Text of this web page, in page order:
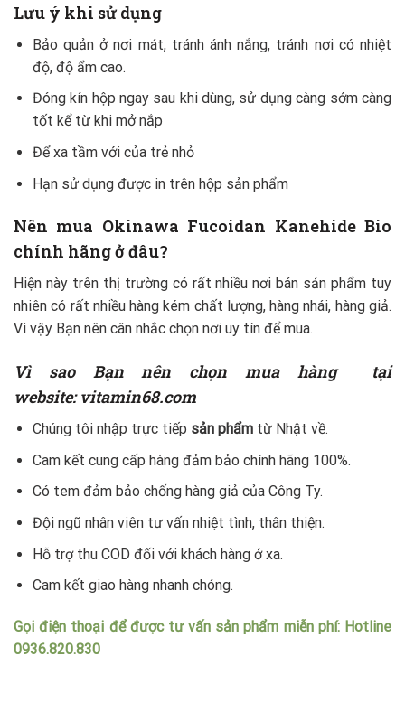
Lưu ý khi sử dụng
Bảo quản ở nơi mát, tránh ánh nắng, tránh nơi có nhiệt
độ, độ ẩm cao.
Đóng kín hộp ngay sau khi dùng, sử dụng càng sớm càng
tốt kể từ khi mở nắp
Để xa tầm với của trẻ nhỏ
Hạn sử dụng được in trên hộp sản phẩm
Nên mua Okinawa Fucoidan Kanehide Bio
chính hãng ở đâu?
Hiện này trên thị trường có rất nhiều nơi bán sản phẩm tuy
nhiên có rất nhiều hàng kém chất lượng, hàng nhái, hàng giả.
Vì vậy Bạn nên cân nhắc chọn nơi uy tín để mua.
Vì sao Bạn nên chọn mua hàng
tại
website: vitamin68.com
Chúng tôi nhập trực tiếp sản phẩm từ Nhật về.
Cam kết cung cấp hàng đảm bảo chính hãng 100%.
Có tem đảm bảo chống hàng giả của Công Ty.
Đội ngũ nhân viên tư vấn nhiệt tình, thân thiện.
Hỗ trợ thu COD đối với khách hàng ở xa.
Cam kết giao hàng nhanh chóng.
Gọi điện thoại để được tư vấn sản phẩm miễn phí: Hotline
0936.820.830